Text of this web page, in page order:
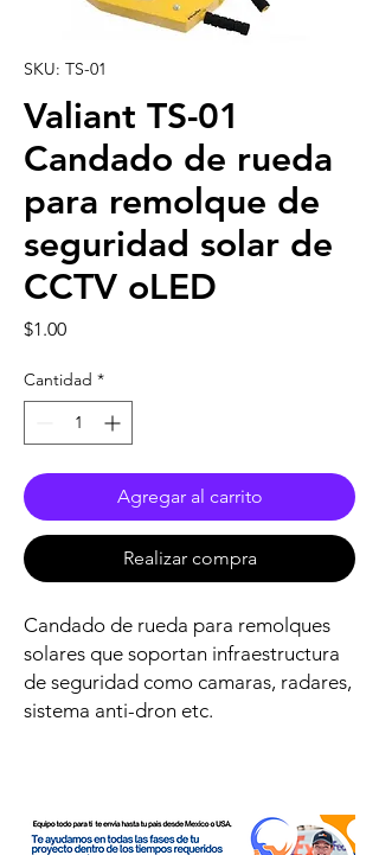
SKU: TS-01
Valiant TS-01
Candado de rueda
para remolque de
seguridad solar de
CCTV oLED
$1.00Precio
Cantidad *
Agregar al carrito
Realizar compra
Candado de rueda para remolques
solares que soportan infraestructura
de seguridad como camaras, radares,
sistema anti-dron etc.